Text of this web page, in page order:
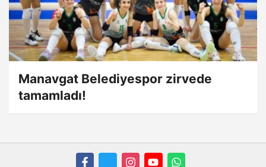
Manavgat Belediyespor zirvede
tamamladı!